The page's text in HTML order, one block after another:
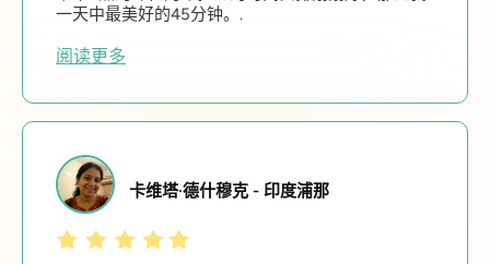
一天中最美好的45分钟。.
阅读更多
卡维塔·德什穆克 - 印度浦那